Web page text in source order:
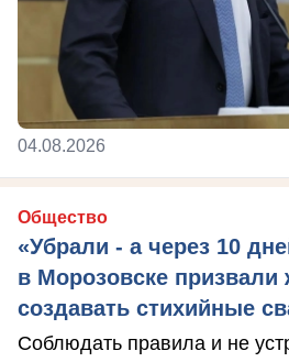
04.08.2026
Общество
«Убрали - а через 10
в Морозовске призвали
создавать стихийные
Соблюдать правила и не